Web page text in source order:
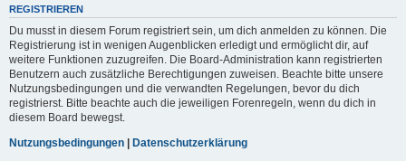
REGISTRIEREN
Du musst in diesem Forum registriert sein, um dich anmelden zu können. Die
Registrierung ist in wenigen Augenblicken erledigt und ermöglicht dir, auf
weitere Funktionen zuzugreifen. Die Board-Administration kann registrierten
Benutzern auch zusätzliche Berechtigungen zuweisen. Beachte bitte unsere
Nutzungsbedingungen und die verwandten Regelungen, bevor du dich
registrierst. Bitte beachte auch die jeweiligen Forenregeln, wenn du dich in
diesem Board bewegst.
Nutzungsbedingungen | Datenschutzerklärung